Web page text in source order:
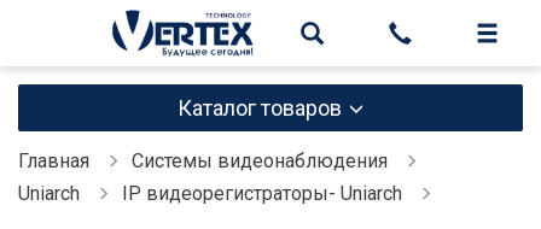
Каталог товаров
Главная
Системы видеонаблюдения
Uniarch
IP видеорегистраторы- Uniarch